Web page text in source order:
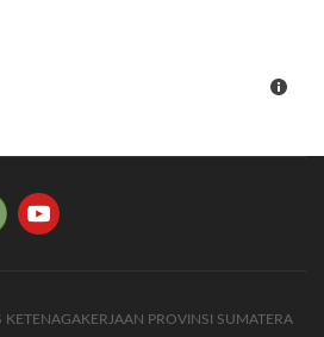
PROVINSI SUMATERA